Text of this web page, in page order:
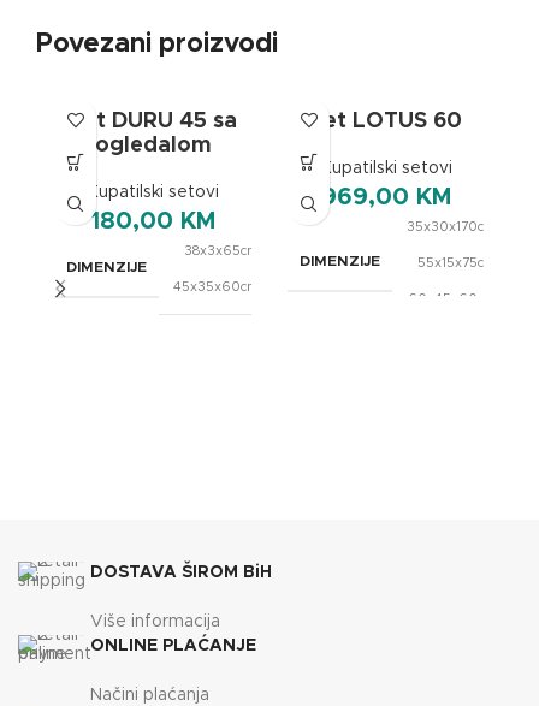
Povezani proizvodi
Set DURU 45 sa
ogledalom
Kupatilski setovi
180,00 KM
DIMENZIJE
38x3x65cm
45x35x60cm
Set LOTUS 60
Kupatilski setovi
969,00 KM
DIMENZIJE
35x30x170cm
55x15x75cm
60x45x60cm
DOSTAVA ŠIROM BiH
Više informacija
ONLINE PLAĆANJE
Načini plaćanja